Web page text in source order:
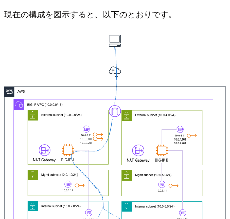
現在の構成を図示すると、以下のとおりです。